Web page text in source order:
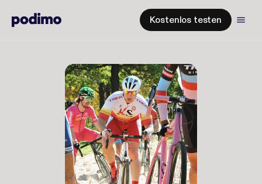
Kostenlos testen